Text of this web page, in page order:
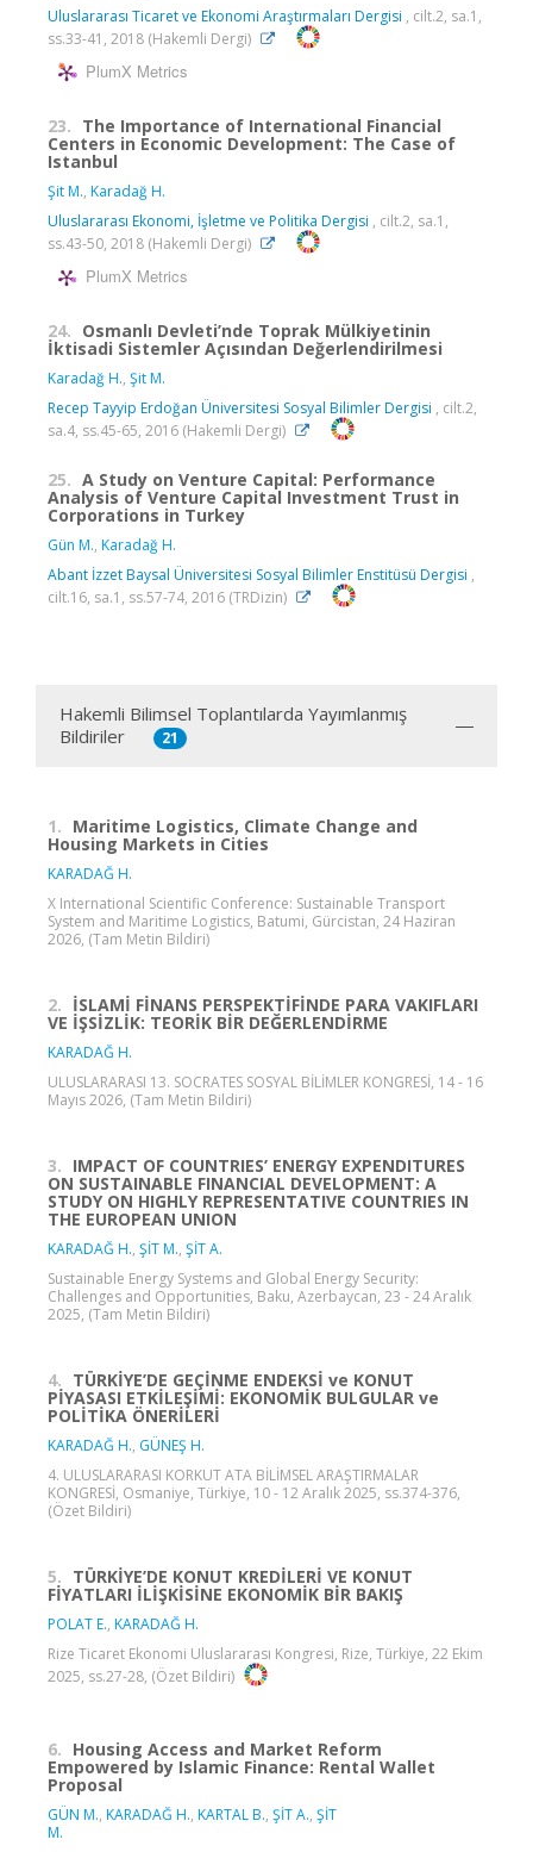
Uluslararası Ticaret ve Ekonomi Araştırmaları Dergisi , cilt.2, sa.1,
ss.33-41, 2018 (Hakemli Dergi)
PlumX Metrics
23. The Importance of International Financial
Centers in Economic Development: The Case of
Istanbul
Şit M., Karadağ H.
Uluslararası Ekonomi, İşletme ve Politika Dergisi , cilt.2, sa.1,
ss.43-50, 2018 (Hakemli Dergi)
PlumX Metrics
24. Osmanlı Devleti’nde Toprak Mülkiyetinin
İktisadi Sistemler Açısından Değerlendirilmesi
Karadağ H., Şit M.
Recep Tayyip Erdoğan Üniversitesi Sosyal Bilimler Dergisi , cilt.2,
sa.4, ss.45-65, 2016 (Hakemli Dergi)
25. A Study on Venture Capital: Performance
Analysis of Venture Capital Investment Trust in
Corporations in Turkey
Gün M., Karadağ H.
Abant İzzet Baysal Üniversitesi Sosyal Bilimler Enstitüsü Dergisi ,
cilt.16, sa.1, ss.57-74, 2016 (TRDizin)
Hakemli Bilimsel Toplantılarda Yayımlanmış
Bildiriler
21
1. Maritime Logistics, Climate Change and
Housing Markets in Cities
KARADAĞ H.
X International Scientific Conference: Sustainable Transport
System and Maritime Logistics, Batumi, Gürcistan, 24 Haziran
2026, (Tam Metin Bildiri)
2. İSLAMİ FİNANS PERSPEKTİFİNDE PARA VAKIFLARI
VE İŞSİZLİK: TEORİK BİR DEĞERLENDİRME
KARADAĞ H.
ULUSLARARASI 13. SOCRATES SOSYAL BİLİMLER KONGRESİ, 14 - 16
Mayıs 2026, (Tam Metin Bildiri)
3. IMPACT OF COUNTRIES’ ENERGY EXPENDITURES
ON SUSTAINABLE FINANCIAL DEVELOPMENT: A
STUDY ON HIGHLY REPRESENTATIVE COUNTRIES IN
THE EUROPEAN UNION
KARADAĞ H., ŞİT M., ŞİT A.
Sustainable Energy Systems and Global Energy Security:
Challenges and Opportunities, Baku, Azerbaycan, 23 - 24 Aralık
2025, (Tam Metin Bildiri)
4. TÜRKİYE’DE GEÇİNME ENDEKSİ ve KONUT
PİYASASI ETKİLEŞİMİ: EKONOMİK BULGULAR ve
POLİTİKA ÖNERİLERİ
KARADAĞ H., GÜNEŞ H.
4. ULUSLARARASI KORKUT ATA BİLİMSEL ARAŞTIRMALAR
KONGRESİ, Osmaniye, Türkiye, 10 - 12 Aralık 2025, ss.374-376,
(Özet Bildiri)
5. TÜRKİYE’DE KONUT KREDİLERİ VE KONUT
FİYATLARI İLİŞKİSİNE EKONOMİK BİR BAKIŞ
POLAT E., KARADAĞ H.
Rize Ticaret Ekonomi Uluslararası Kongresi, Rize, Türkiye, 22 Ekim
2025, ss.27-28, (Özet Bildiri)
6. Housing Access and Market Reform
Empowered by Islamic Finance: Rental Wallet
Proposal
GÜN M., KARADAĞ H., KARTAL B., ŞİT A., ŞİT
M.